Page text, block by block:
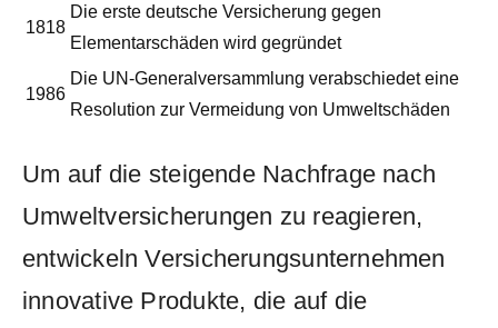
1818
Die erste‍ deutsche Versicherung⁢ gegen⁣
Elementarschäden‌ wird ⁢gegründet
1986
Die ‍UN-Generalversammlung‍ verabschiedet eine
Resolution ​zur⁣ Vermeidung von ⁢Umweltschäden
Um⁢ auf ⁣die steigende Nachfrage nach
Umweltversicherungen ‌zu reagieren,
entwickeln Versicherungsunternehmen
innovative Produkte, die auf ⁢die​